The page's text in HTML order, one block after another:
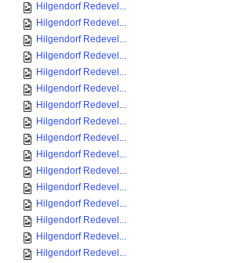
Hilgendorf Redevel...
Hilgendorf Redevel...
Hilgendorf Redevel...
Hilgendorf Redevel...
Hilgendorf Redevel...
Hilgendorf Redevel...
Hilgendorf Redevel...
Hilgendorf Redevel...
Hilgendorf Redevel...
Hilgendorf Redevel...
Hilgendorf Redevel...
Hilgendorf Redevel...
Hilgendorf Redevel...
Hilgendorf Redevel...
Hilgendorf Redevel...
Hilgendorf Redevel...